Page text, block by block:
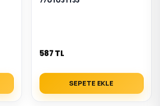
587 TL
SEPETE EKLE